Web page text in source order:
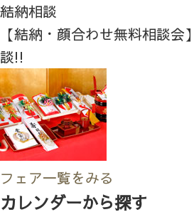
結納相談
【結納・顔合わせ無料相談
談!!
フェア一覧をみる
カレンダーから探す